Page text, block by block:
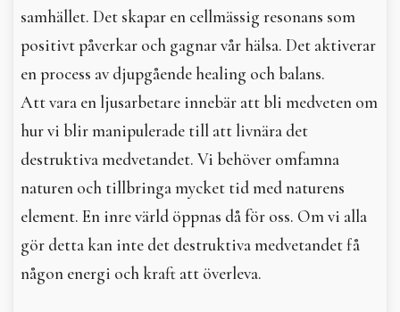
samhället. Det skapar en cellmässig resonans som
positivt påverkar och gagnar vår hälsa. Det aktiverar
en process av djupgående healing och balans.
Att vara en ljusarbetare innebär att bli medveten om
hur vi blir manipulerade till att livnära det
destruktiva medvetandet. Vi behöver omfamna
naturen och tillbringa mycket tid med naturens
element. En inre värld öppnas då för oss. Om vi alla
gör detta kan inte det destruktiva medvetandet få
någon energi och kraft att överleva.